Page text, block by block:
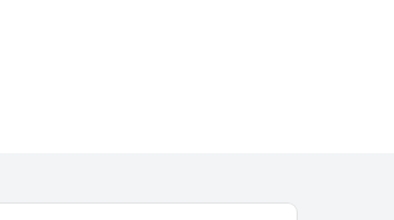
Medical News in English